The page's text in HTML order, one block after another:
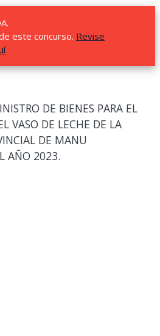
este concurso. Revise
DE BIENES PARA EL
VASO DE LECHE DE LA
DE MANU
AÑO 2023.